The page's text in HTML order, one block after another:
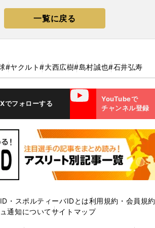
一覧に戻る
#ヤクルト#大西広樹#島村誠也#石井弘寿
Xでフォローする
YouTube
YouTubeで
チャンネル登録
・スポルティーバIDとは利用規約・会員規約
通知についてサイトマップ